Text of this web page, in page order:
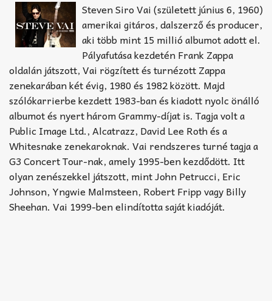
TABok
Steven Siro Vai (született június 6, 1960)
amerikai gitáros, dalszerző és producer,
aki több mint 15 millió albumot adott el.
Pályafutása kezdetén Frank Zappa
oldalán játszott, Vai rögzített és turnézott Zappa
zenekarában két évig, 1980 és 1982 között. Majd
szólókarrierbe kezdett 1983-ban és kiadott nyolc önálló
albumot és nyert három Grammy-díjat is. Tagja volt a
Public Image Ltd., Alcatrazz, David Lee Roth és a
Whitesnake zenekaroknak. Vai rendszeres turné tagja a
G3 Concert Tour-nak, amely 1995-ben kezdődött. Itt
olyan zenészekkel játszott, mint John Petrucci, Eric
Johnson, Yngwie Malmsteen, Robert Fripp vagy Billy
Sheehan. Vai 1999-ben elindította saját kiadóját.